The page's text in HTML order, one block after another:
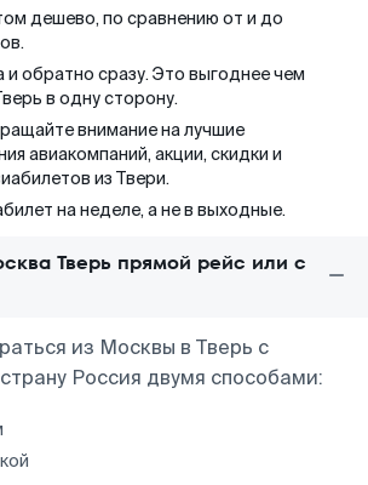
дешево, по сравнению от и до
и обратно сразу. Это выгоднее чем
в одну сторону.
внимание на лучшие
авиакомпаний, акции, скидки и
из Твери.
на неделе, а не в выходные.
Тверь прямой рейс или с
из Москвы в Тверь с
Россия двумя способами: